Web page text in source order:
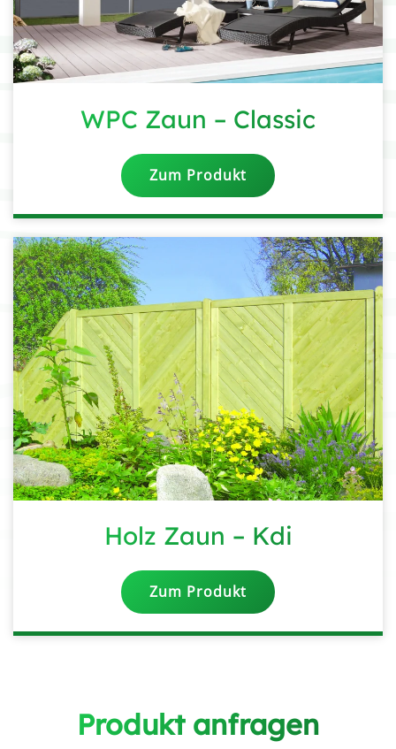
WPC Zaun – Classic
Zum Produkt
Holz Zaun – Kdi
Zum Produkt
Produkt anfragen